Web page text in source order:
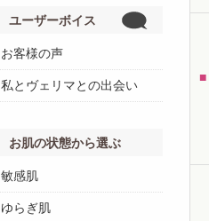
ユーザーボイス
お客様の声
私とヴェリマとの出会い
お肌の状態から選ぶ
敏感肌
ゆらぎ肌
■